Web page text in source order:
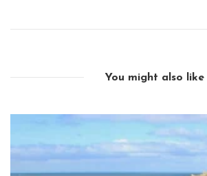
You might also like